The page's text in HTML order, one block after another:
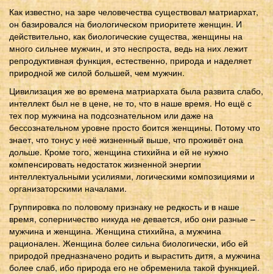
Как известно, на заре человечества существовал матриархат,
он базировался на биологическом приоритете женщин. И
действительно, как биологические существа, женщины на
много сильнее мужчин, и это неспроста, ведь на них лежит
репродуктивная функция, естественно, природа и наделяет
природной же силой большей, чем мужчин.
Цивилизация же во времена матриархата была развита слабо,
интеллект был не в цене, не то, что в наше время. Но ещё с
тех пор мужчина на подсознательном или даже на
бессознательном уровне просто боится женщины. Потому что
знает, что тонус у неё жизненный выше, что проживёт она
дольше. Кроме того, женщина стихийна и ей не нужно
компенсировать недостаток жизненной энергии
интеллектуальными усилиями, логическими композициями и
организаторскими началами.
Группировка по половому признаку не редкость и в наше
время, соперничество никуда не девается, ибо они разные –
мужчина и женщина. Женщина стихийна, а мужчина
рационален. Женщина более сильна биологически, ибо ей
природой предназначено родить и вырастить дитя, а мужчина
более слаб, ибо природа его не обременила такой функцией.